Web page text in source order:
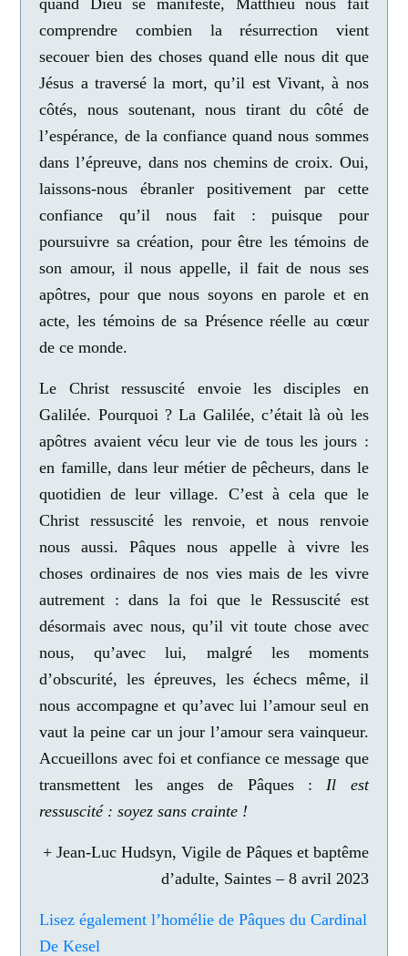
comprendre combien la résurrection vient
secouer bien des choses quand elle nous dit que
Jésus a traversé la mort, qu’il est Vivant, à nos
côtés, nous soutenant, nous tirant du côté de
l’espérance, de la confiance quand nous sommes
dans l’épreuve, dans nos chemins de croix. Oui,
laissons-nous ébranler positivement par cette
confiance qu’il nous fait : puisque pour
poursuivre sa création, pour être les témoins de
son amour, il nous appelle, il fait de nous ses
apôtres, pour que nous soyons en parole et en
acte, les témoins de sa Présence réelle au cœur
de ce monde.
Le Christ ressuscité envoie les disciples en
Galilée. Pourquoi ? La Galilée, c’était là où les
apôtres avaient vécu leur vie de tous les jours :
en famille, dans leur métier de pêcheurs, dans le
quotidien de leur village. C’est à cela que le
Christ ressuscité les renvoie, et nous renvoie
nous aussi.Pâques nous appelle à vivre les
choses ordinaires de nos vies mais de les vivre
autrement : dans la foi que le Ressuscité est
désormais avec nous, qu’il vit toute chose avec
nous, qu’avec lui, malgré les moments
d’obscurité, les épreuves, les échecs même, il
nous accompagne et qu’avec lui l’amour seul en
vaut la peine car un jour l’amour sera vainqueur.
Accueillons avec foi et confiance ce message que
transmettent les anges de Pâques : Il est
ressuscité : soyez sans crainte !
+ Jean-Luc Hudsyn, Vigile de Pâques et baptême
d’adulte, Saintes – 8 avril 2023
Lisez également l’homélie de Pâques du Cardinal
De Kesel